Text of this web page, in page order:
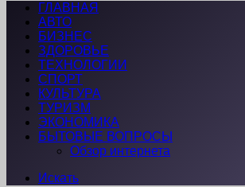
ГЛАВНАЯ
АВТО
БИЗНЕС
ЗДОРОВЬЕ
ТЕХНОЛОГИИ
СПОРТ
КУЛЬТУРА
ТУРИЗМ
ЭКОНОМИКА
БЫТОВЫЕ ВОПРОСЫ
Обзор интернета
Искать